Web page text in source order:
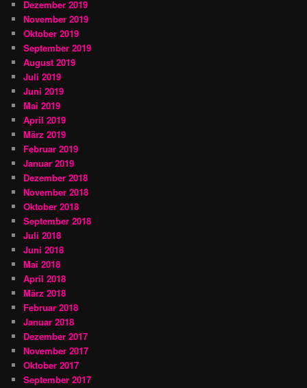
Dezember 2019
November 2019
Oktober 2019
September 2019
August 2019
Juli 2019
Juni 2019
Mai 2019
April 2019
März 2019
Februar 2019
Januar 2019
Dezember 2018
November 2018
Oktober 2018
September 2018
Juli 2018
Juni 2018
Mai 2018
April 2018
März 2018
Februar 2018
Januar 2018
Dezember 2017
November 2017
Oktober 2017
September 2017